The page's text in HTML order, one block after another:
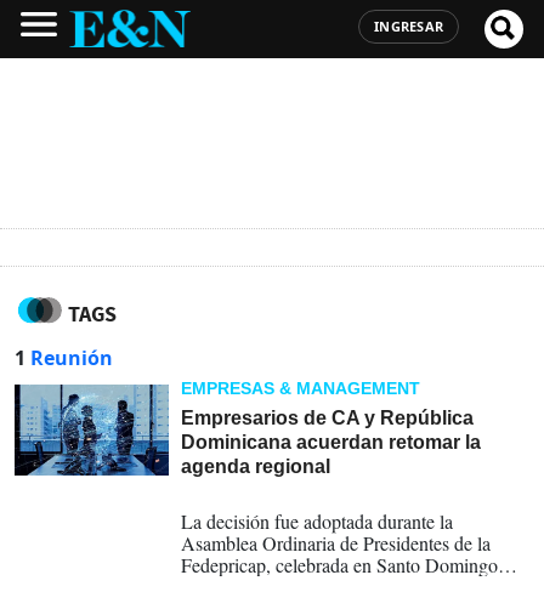
INGRESAR
TAGS
1 Reunión
EMPRESAS & MANAGEMENT
Empresarios de CA y República
Dominicana acuerdan retomar la
agenda regional
La decisión fue adoptada durante la
Asamblea Ordinaria de Presidentes de la
Fedepricap, celebrada en Santo Domingo